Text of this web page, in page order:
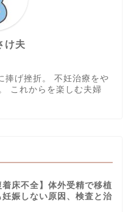
け夫
捧げ挫折。 不妊治療をや
これからを楽しむ夫婦
着床不全】体外受精で移植
妊娠しない原因、検査と治